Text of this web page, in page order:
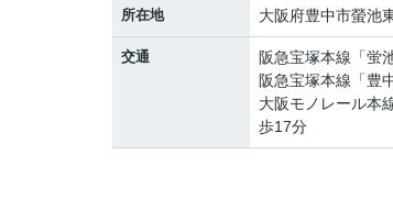
所在地 大阪府豊中市螢池
交通 阪急宝塚本線 「蛍
阪急宝塚本線 「豊
大阪モノレール本
歩17分